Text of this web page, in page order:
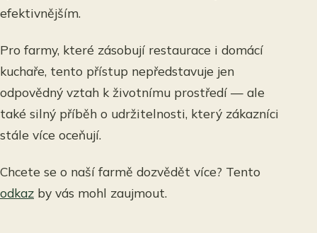
efektivnějším.
Pro farmy, které zásobují restaurace i domácí
kuchaře, tento přístup nepředstavuje jen
odpovědný vztah k životnímu prostředí — ale
také silný příběh o udržitelnosti, který zákazníci
stále více oceňují.
Chcete se o naší farmě dozvědět více? Tento
odkaz by vás mohl zaujmout.